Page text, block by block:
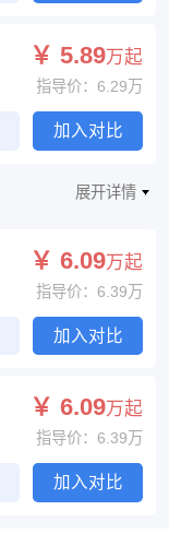
￥ 5.89万起
指导价：6.29万
加入对比
展开详情
￥ 6.09万起
指导价：6.39万
加入对比
￥ 6.09万起
指导价：6.39万
加入对比